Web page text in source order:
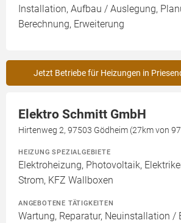
Installation, Aufbau / Auslegung,
Berechnung, Erweiterung
Jetzt Betriebe für Heizungen in
Elektro Schmitt GmbH
Hirtenweg 2, 97503 Gödheim (27km von
HEIZUNG SPEZIALGEBIETE
Elektroheizung, Photovoltaik,
Strom, KFZ Wallboxen
ANGEBOTENE TÄTIGKEITEN
Wartung, Reparatur, Neuinstallation /